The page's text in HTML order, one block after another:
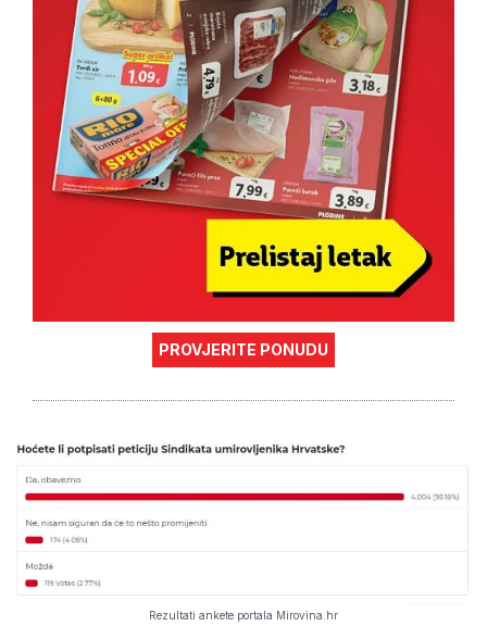
PROVJERITE PONUDU
Rezultati ankete portala Mirovina.hr